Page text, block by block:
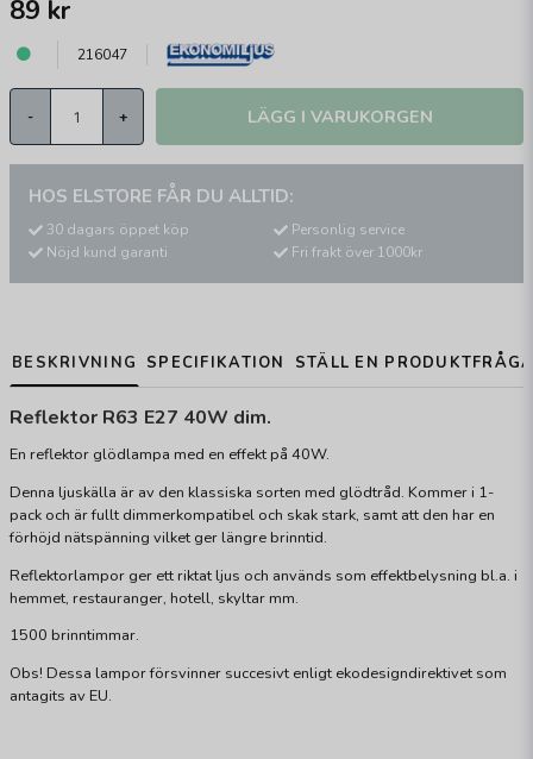
89 kr
216047
- + LÄGG I VARUKORGEN
HOS ELSTORE FÅR DU ALLTID:
30 dagars öppet köp
Nöjd kund garanti
Personlig service
Fri frakt över 1000kr
BESKRIVNING SPECIFIKATION STÄLL EN
Reflektor R63 E27 40W dim.
En reflektor glödlampa med en effekt på 40W.
Denna ljuskälla är av den klassiska sorten med glödtråd. Kommer i 1-
pack och är fullt dimmerkompatibel och skak stark, samt att den har en
förhöjd nätspänning vilket ger längre brinntid.
Reflektorlampor ger ett riktat ljus och används som effektbelysning bl.a. i
hemmet, restauranger, hotell, skyltar mm.
1500 brinntimmar.
Obs! Dessa lampor försvinner succesivt enligt ekodesigndirektivet som
antagits av EU.